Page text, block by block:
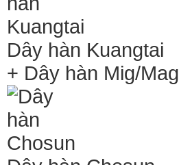
Dây hàn Kuangtai
+ Dây hàn Mig/Mag